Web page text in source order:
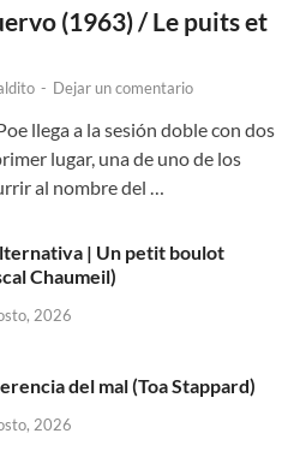
(1963) / Le puits et
- Dejar un comentario
llega a la sesión doble con dos
lugar, una de uno de los
al nombre del …
| Un petit boulot
Chaumeil)
2026
del mal (Toa Stappard)
2026